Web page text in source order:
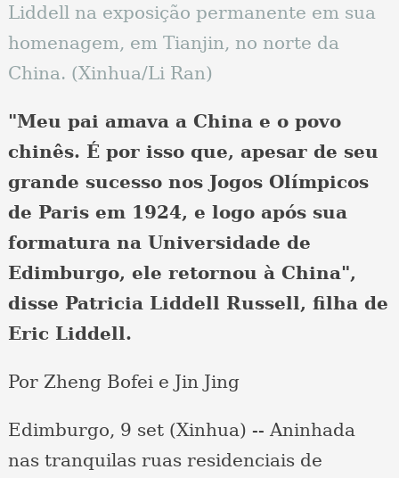
Liddell na exposição permanente em sua
homenagem, em Tianjin, no norte da
China. (Xinhua/Li Ran)
"Meu pai amava a China e o povo
chinês. É por isso que, apesar de seu
grande sucesso nos Jogos Olímpicos
de Paris em 1924, e logo após sua
formatura na Universidade de
Edimburgo, ele retornou à China",
disse Patricia Liddell Russell, filha de
Eric Liddell.
Por Zheng Bofei e Jin Jing
Edimburgo, 9 set (Xinhua) -- Aninhada
nas tranquilas ruas residenciais de